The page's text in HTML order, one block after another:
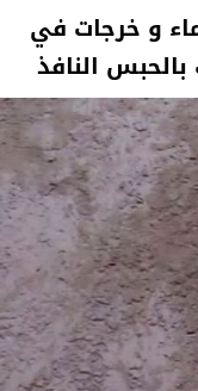
و خرجات في
النافذ